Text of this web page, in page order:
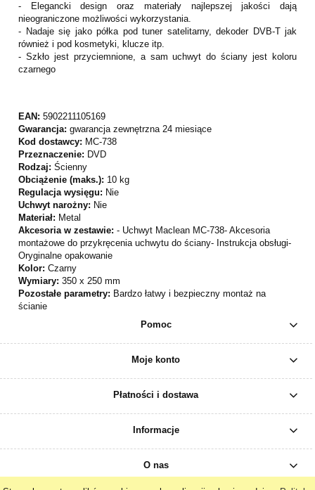
- Elegancki design oraz materiały najlepszej jakości dają
nieograniczone możliwości wykorzystania.
- Nadaje się jako półka pod tuner satelitarny, dekoder DVB-T jak
również i pod kosmetyki, klucze itp.
- Szkło jest przyciemnione, a sam uchwyt do ściany jest koloru
czarnego
EAN: 5902211105169
Gwarancja: gwarancja zewnętrzna 24 miesiące
Kod dostawcy: MC-738
Przeznaczenie: DVD
Rodzaj: Ścienny
Obciążenie (maks.): 10 kg
Regulacja wysięgu: Nie
Uchwyt narożny: Nie
Materiał: Metal
Akcesoria w zestawie: - Uchwyt Maclean MC-738- Akcesoria
montażowe do przykręcenia uchwytu do ściany- Instrukcja obsługi-
Oryginalne opakowanie
Kolor: Czarny
Wymiary: 350 x 250 mm
Pozostałe parametry: Bardzo łatwy i bezpieczny montaż na
ścianie
Pomoc
Moje konto
Płatności i dostawa
Informacje
O nas